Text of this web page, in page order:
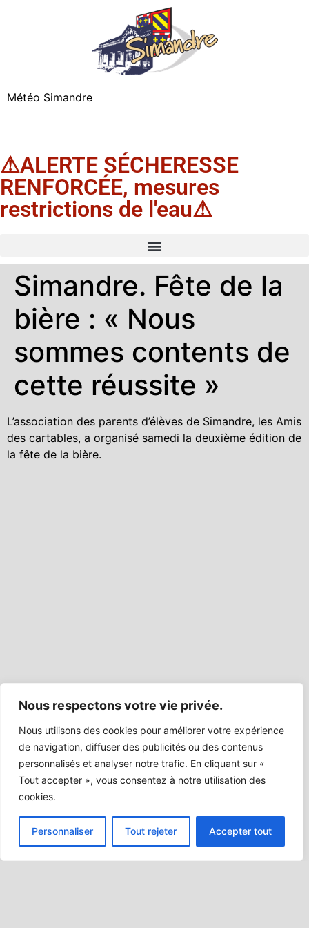
Nous respectons votre vie privée.
Nous utilisons des cookies pour améliorer votre expérience
de navigation, diffuser des publicités ou des contenus
personnalisés et analyser notre trafic. En cliquant sur «
Tout accepter », vous consentez à notre utilisation des
cookies.
Personnaliser Tout rejeter Accepter tout
Météo Simandre
⚠ALERTE SÉCHERESSE
RENFORCÉE, mesures
restrictions de l'eau⚠
Simandre. Fête de la
bière : « Nous
sommes contents de
cette réussite »
L’association des parents d’élèves de Simandre, les Amis
des cartables, a organisé samedi la deuxième édition de
la fête de la bière.